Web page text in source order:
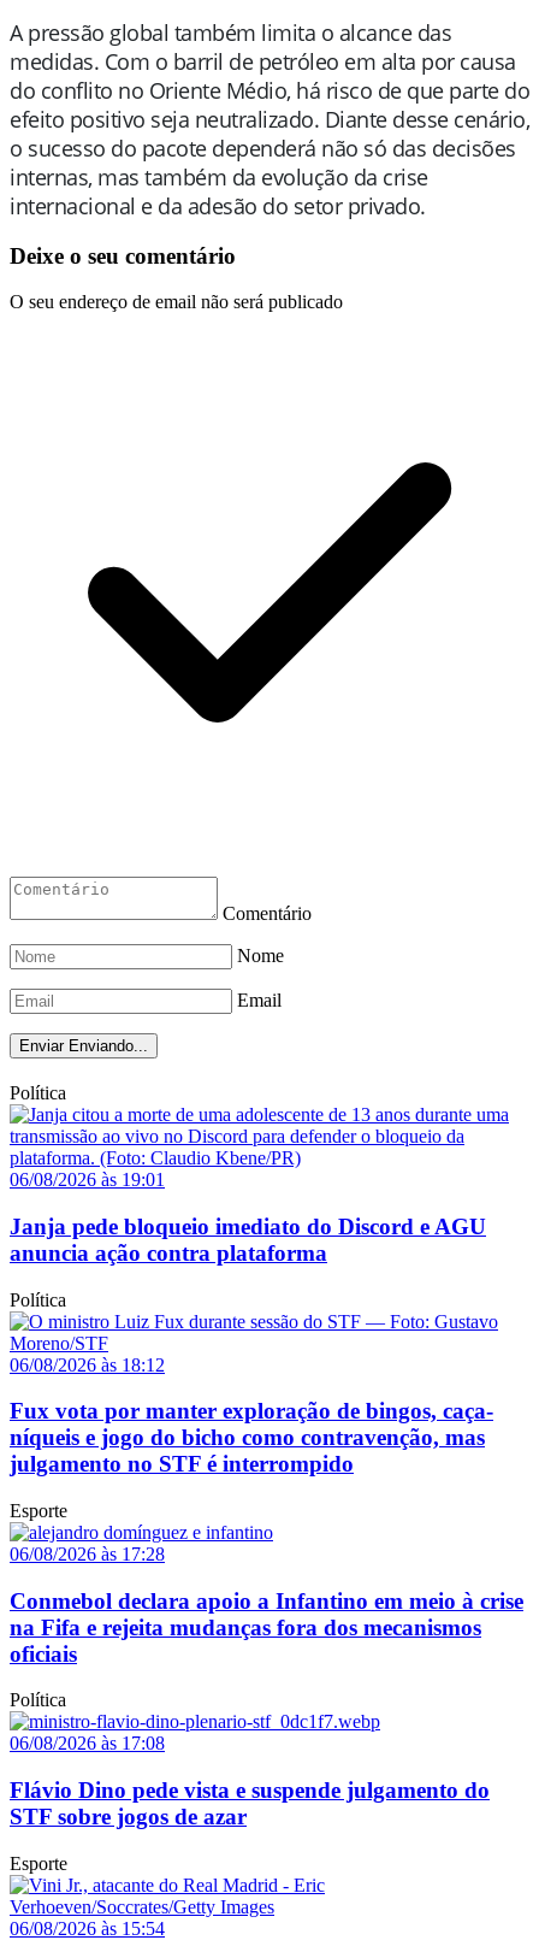
A pressão global também limita o alcance das
medidas. Com o barril de petróleo em alta por causa
do conflito no Oriente Médio, há risco de que parte do
efeito positivo seja neutralizado. Diante desse cenário,
o sucesso do pacote dependerá não só das decisões
internas, mas também da evolução da crise
internacional e da adesão do setor privado.
Deixe o seu comentário
O seu endereço de email não será publicado
Comentário
Nome
Email
Enviar Enviando...
Política
06/08/2026 às 19:01
Janja pede bloqueio imediato do Discord e AGU
anuncia ação contra plataforma
Política
06/08/2026 às 18:12
Fux vota por manter exploração de bingos, caça-
níqueis e jogo do bicho como contravenção, mas
julgamento no STF é interrompido
Esporte
06/08/2026 às 17:28
Conmebol declara apoio a Infantino em meio à crise
na Fifa e rejeita mudanças fora dos mecanismos
oficiais
Política
06/08/2026 às 17:08
Flávio Dino pede vista e suspende julgamento do
STF sobre jogos de azar
Esporte
06/08/2026 às 15:54